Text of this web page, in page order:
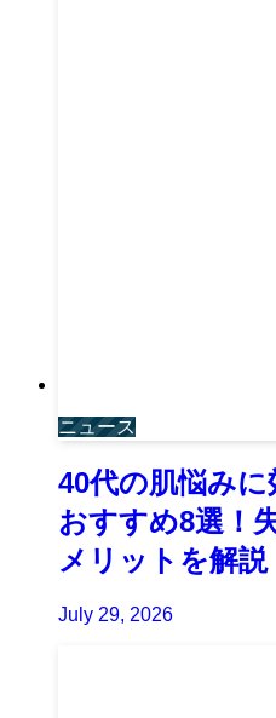
ニュース
40代の肌悩み
おすすめ8選！
メリットを解説
July 29, 2026